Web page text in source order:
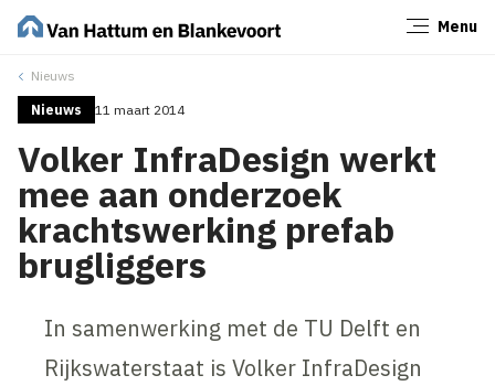
Menu
Nieuws
Nieuws 11 maart 2014
Volker InfraDesign werkt
mee aan onderzoek
krachtswerking prefab
brugliggers
In samenwerking met de TU Delft en
Rijkswaterstaat is Volker InfraDesign
Sluiten